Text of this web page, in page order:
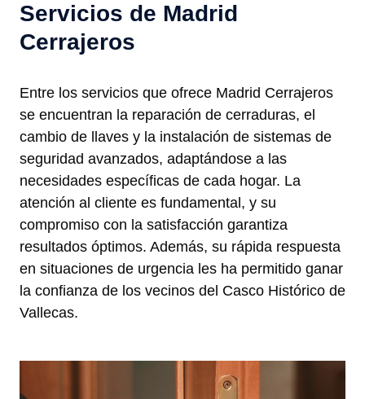
Servicios de Madrid
Cerrajeros
Entre los servicios que ofrece Madrid Cerrajeros
se encuentran la reparación de cerraduras, el
cambio de llaves y la instalación de sistemas de
seguridad avanzados, adaptándose a las
necesidades específicas de cada hogar. La
atención al cliente es fundamental, y su
compromiso con la satisfacción garantiza
resultados óptimos. Además, su rápida respuesta
en situaciones de urgencia les ha permitido ganar
la confianza de los vecinos del Casco Histórico de
Vallecas.